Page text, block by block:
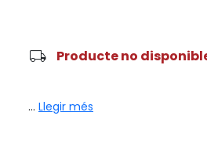
local_shipping Producte no
... Llegir més